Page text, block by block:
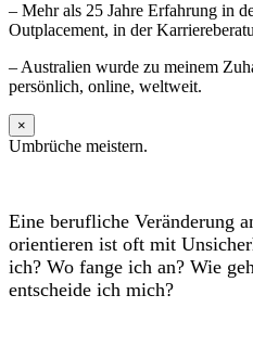
– Mehr als 25 Jahre Erfahrung in
Outplacement, in der
– Australien wurde zu meinem
persönlich, online, weltweit.
×
Umbrüche meistern.
Eine berufliche Veränderung
orientieren ist oft mit
ich? Wo fange ich an? Wie
entscheide ich mich?